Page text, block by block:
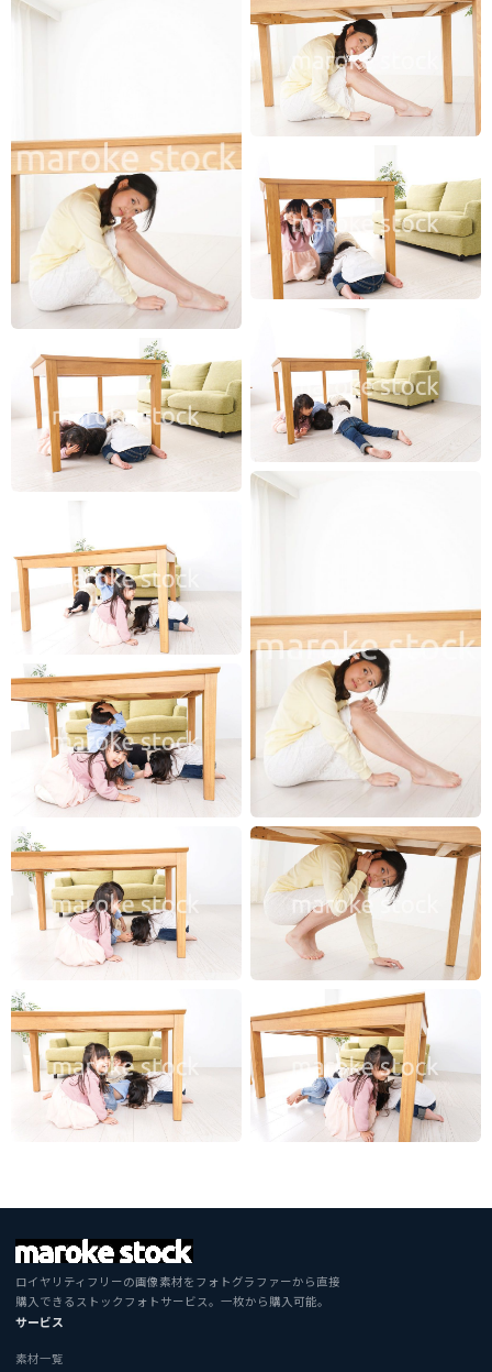
ロイヤリティフリーの画像素材をフォトグラファーから直接
購入できるストックフォトサービス。一枚から購入可能。
サービス
素材一覧